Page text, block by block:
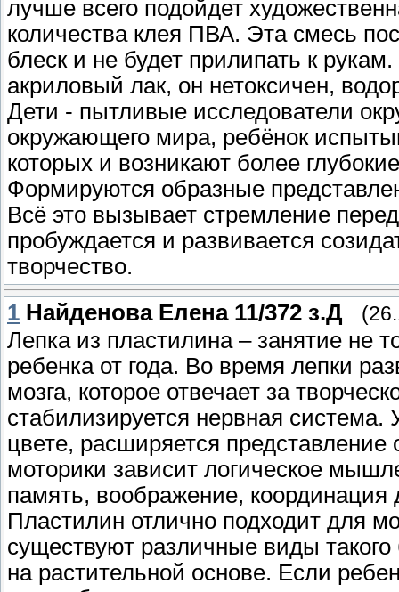
лучше всего подойдет
количества клея ПВА. Эта смесь
блеск и не будет прилипать к
акриловый лак, он нетоксичен,
Дети - пытливые исследователи
окружающего мира, ребёнок
которых и возникают более
Формируются образные
Всё это вызывает стремление
пробуждается и развивается
творчество.
1 Найденова Елена 11/372 з.Д
Лепка из пластилина – занятие не
ребенка от года. Во время лепки
мозга, которое отвечает за
стабилизируется нервная
цвете, расширяется
моторики зависит логическое
память, воображение, координация
Пластилин отлично подходит для
существуют различные виды
на растительной основе. Если